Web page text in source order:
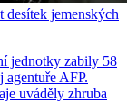
desítek jemenských
jednotky zabily 58
AFP.
uváděly zhruba